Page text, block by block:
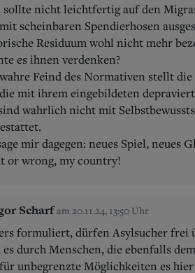
sollte nicht leichtfertig auf den
scheinbaren Spendierhosen
Residuum wohl nicht mehr
es ihnen verdenken?
Feind des Normativen stellt
mit ihrem eingebildeten
wahrlich nicht mit
mir dagegen: neues Spiel, neues
or wrong, my country!
Scharf am 20.11.24, 13:50 Uhr
formuliert, dürfen Asylsucher frei
durch Menschen, die ebenfalls
unbegrenzte Möglichkeiten es